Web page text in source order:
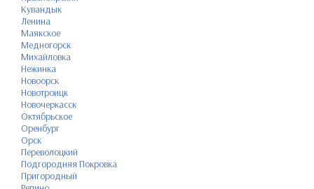
Кувандык
Ленина
Маякское
Медногорск
Михайловка
Нежинка
Новоорск
Новотроицк
Новочеркасск
Октябрьское
Оренбург
Орск
Переволоцкий
Подгородняя Покровка
Пригородный